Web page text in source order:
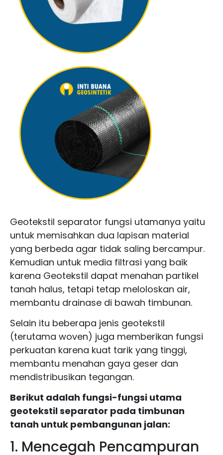
Geotekstil separator fungsi utamanya yaitu
untuk memisahkan dua lapisan material
yang berbeda agar tidak saling bercampur.
Kemudian untuk media filtrasi yang baik
karena Geotekstil dapat menahan partikel
tanah halus, tetapi tetap meloloskan air,
membantu drainase di bawah timbunan.
Selain itu beberapa jenis geotekstil
(terutama woven) juga memberikan fungsi
perkuatan karena kuat tarik yang tinggi,
membantu menahan gaya geser dan
mendistribusikan tegangan.
Berikut adalah fungsi-fungsi utama
geotekstil separator pada timbunan
tanah untuk pembangunan jalan:
1. Mencegah Pencampuran